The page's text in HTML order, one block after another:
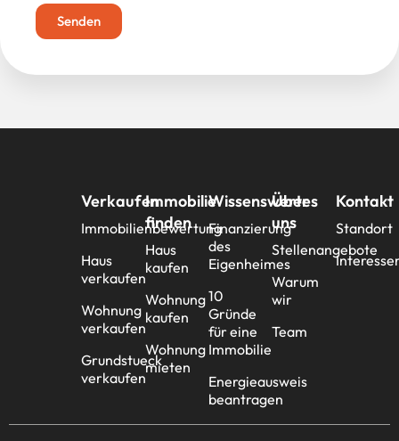
Senden
Verkaufen
Immobilienbewertung
Haus
verkaufen
Wohnung
verkaufen
Grundstueck
verkaufen
Immobilie
finden
Haus
kaufen
Wohnung
kaufen
Wohnung
mieten
Wissenswertes
Finanzierung
des
Eigenheimes
10
Gründe
für eine
Immobilie
Energieausweis
beantragen
Über
uns
Stellenangebote
Warum
wir
Team
Kontakt
Standort